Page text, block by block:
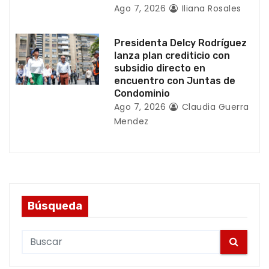
Ago 7, 2026 Iliana Rosales
Presidenta Delcy Rodríguez
lanza plan crediticio con
subsidio directo en
encuentro con Juntas de
Condominio
Ago 7, 2026
Claudia Guerra
Mendez
Búsqueda